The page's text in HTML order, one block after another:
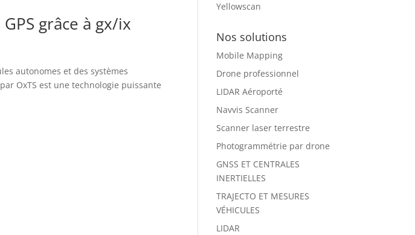
grâce à gx/ix
autonomes et des systèmes
OxTS est une technologie puissante
Yellowscan
Nos solutions
Mobile Mapping
Drone professionnel
LIDAR Aéroporté
Navvis Scanner
Scanner laser terrestre
Photogrammétrie par drone
GNSS ET CENTRALES
INERTIELLES
TRAJECTO ET MESURES
VÉHICULES
LIDAR